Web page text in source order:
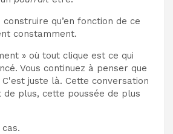
qu’en fonction de ce
constamment.
» où tout clique est ce qui
Vous continuez à penser que
juste là. Cette conversation
plus, cette poussée de plus